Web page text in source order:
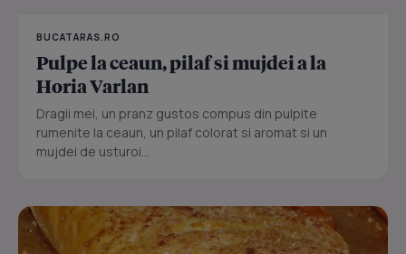
BUCATARAS.RO
Pulpe la ceaun, pilaf si mujdei a la
Horia Varlan
Dragii mei, un pranz gustos compus din pulpite
rumenite la ceaun, un pilaf colorat si aromat si un
mujdei de usturoi...